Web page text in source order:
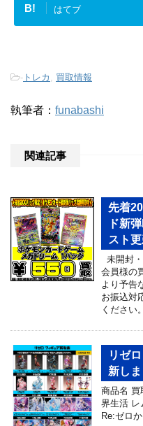
B! はてブ
- トレカ , 買取情報
執筆者： funabashi
関連記事
先着
ド新
スト
未開封
会員様の
より予告
お振込対
ください
リゼ
新し
商品名 買
界生活
Re:ゼロ